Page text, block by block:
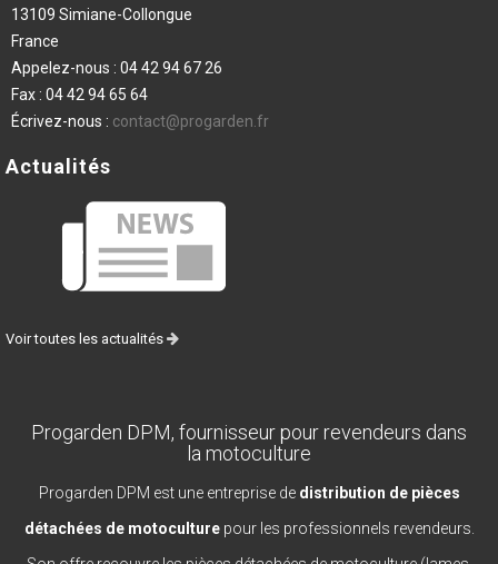
13109 Simiane-Collongue
France
Appelez-nous : 04 42 94 67 26
Fax : 04 42 94 65 64
Écrivez-nous : contact@progarden.fr
Actualités
Voir toutes les actualités
Progarden DPM, fournisseur pour revendeurs dans
la motoculture
Progarden DPM est une entreprise de distribution de pièces
détachées de motoculturepour les professionnels revendeurs.